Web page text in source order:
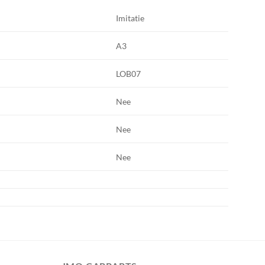
Imitatie
A3
LOB07
Nee
Nee
Nee